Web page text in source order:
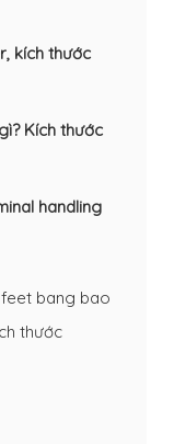
kích thước
Kích thước
handling
feet bang bao
thước